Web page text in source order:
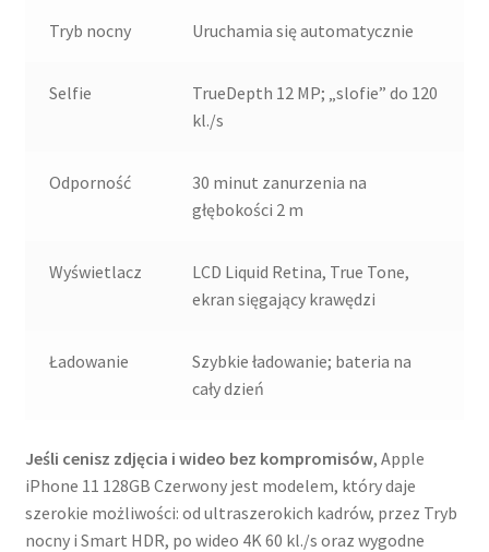
Tryb nocny Uruchamia się automatycznie
Selfie
TrueDepth 12 MP; „slofie” do 120
kl./s
Odporność
30 minut zanurzenia na
głębokości 2 m
Wyświetlacz
LCD Liquid Retina, True Tone,
ekran sięgający krawędzi
Ładowanie
Szybkie ładowanie; bateria na
cały dzień
Jeśli cenisz zdjęcia i wideo bez kompromisów, Apple
iPhone 11 128GB Czerwony jest modelem, który daje
szerokie możliwości: od ultraszerokich kadrów, przez Tryb
nocny i Smart HDR, po wideo 4K 60 kl./s oraz wygodne